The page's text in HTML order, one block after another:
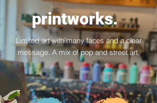
printworks.
Limited art with many faces and a clear
message. A mix of pop and street art.